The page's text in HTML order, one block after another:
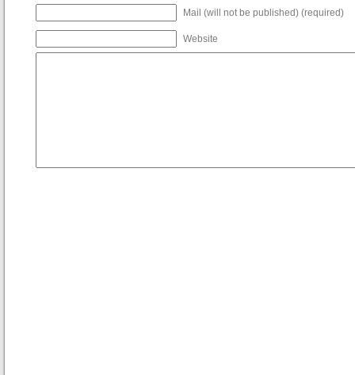
Mail (will not be published) (required)
Website